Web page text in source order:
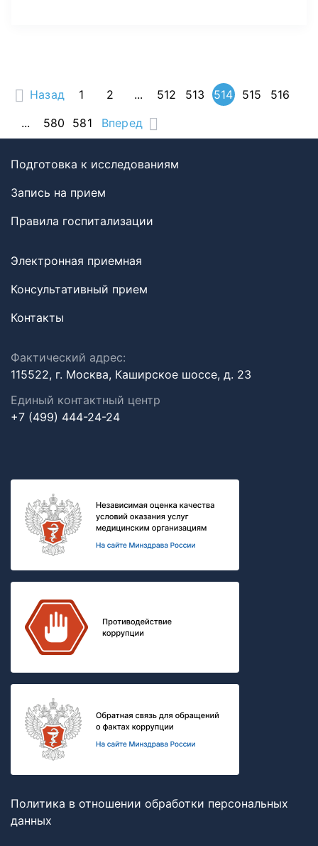
Назад 1 2 ... 512 513 514 515
516
...
580 581 Вперед
Подготовка к исследованиям
Запись на прием
Правила госпитализации
Электронная приемная
Консультативный прием
Контакты
Фактический адрес:
115522, г. Москва, Каширское шоссе, д. 23
Единый контактный центр
+7 (499) 444-24-24
Политика в отношении обработки персональных
данных